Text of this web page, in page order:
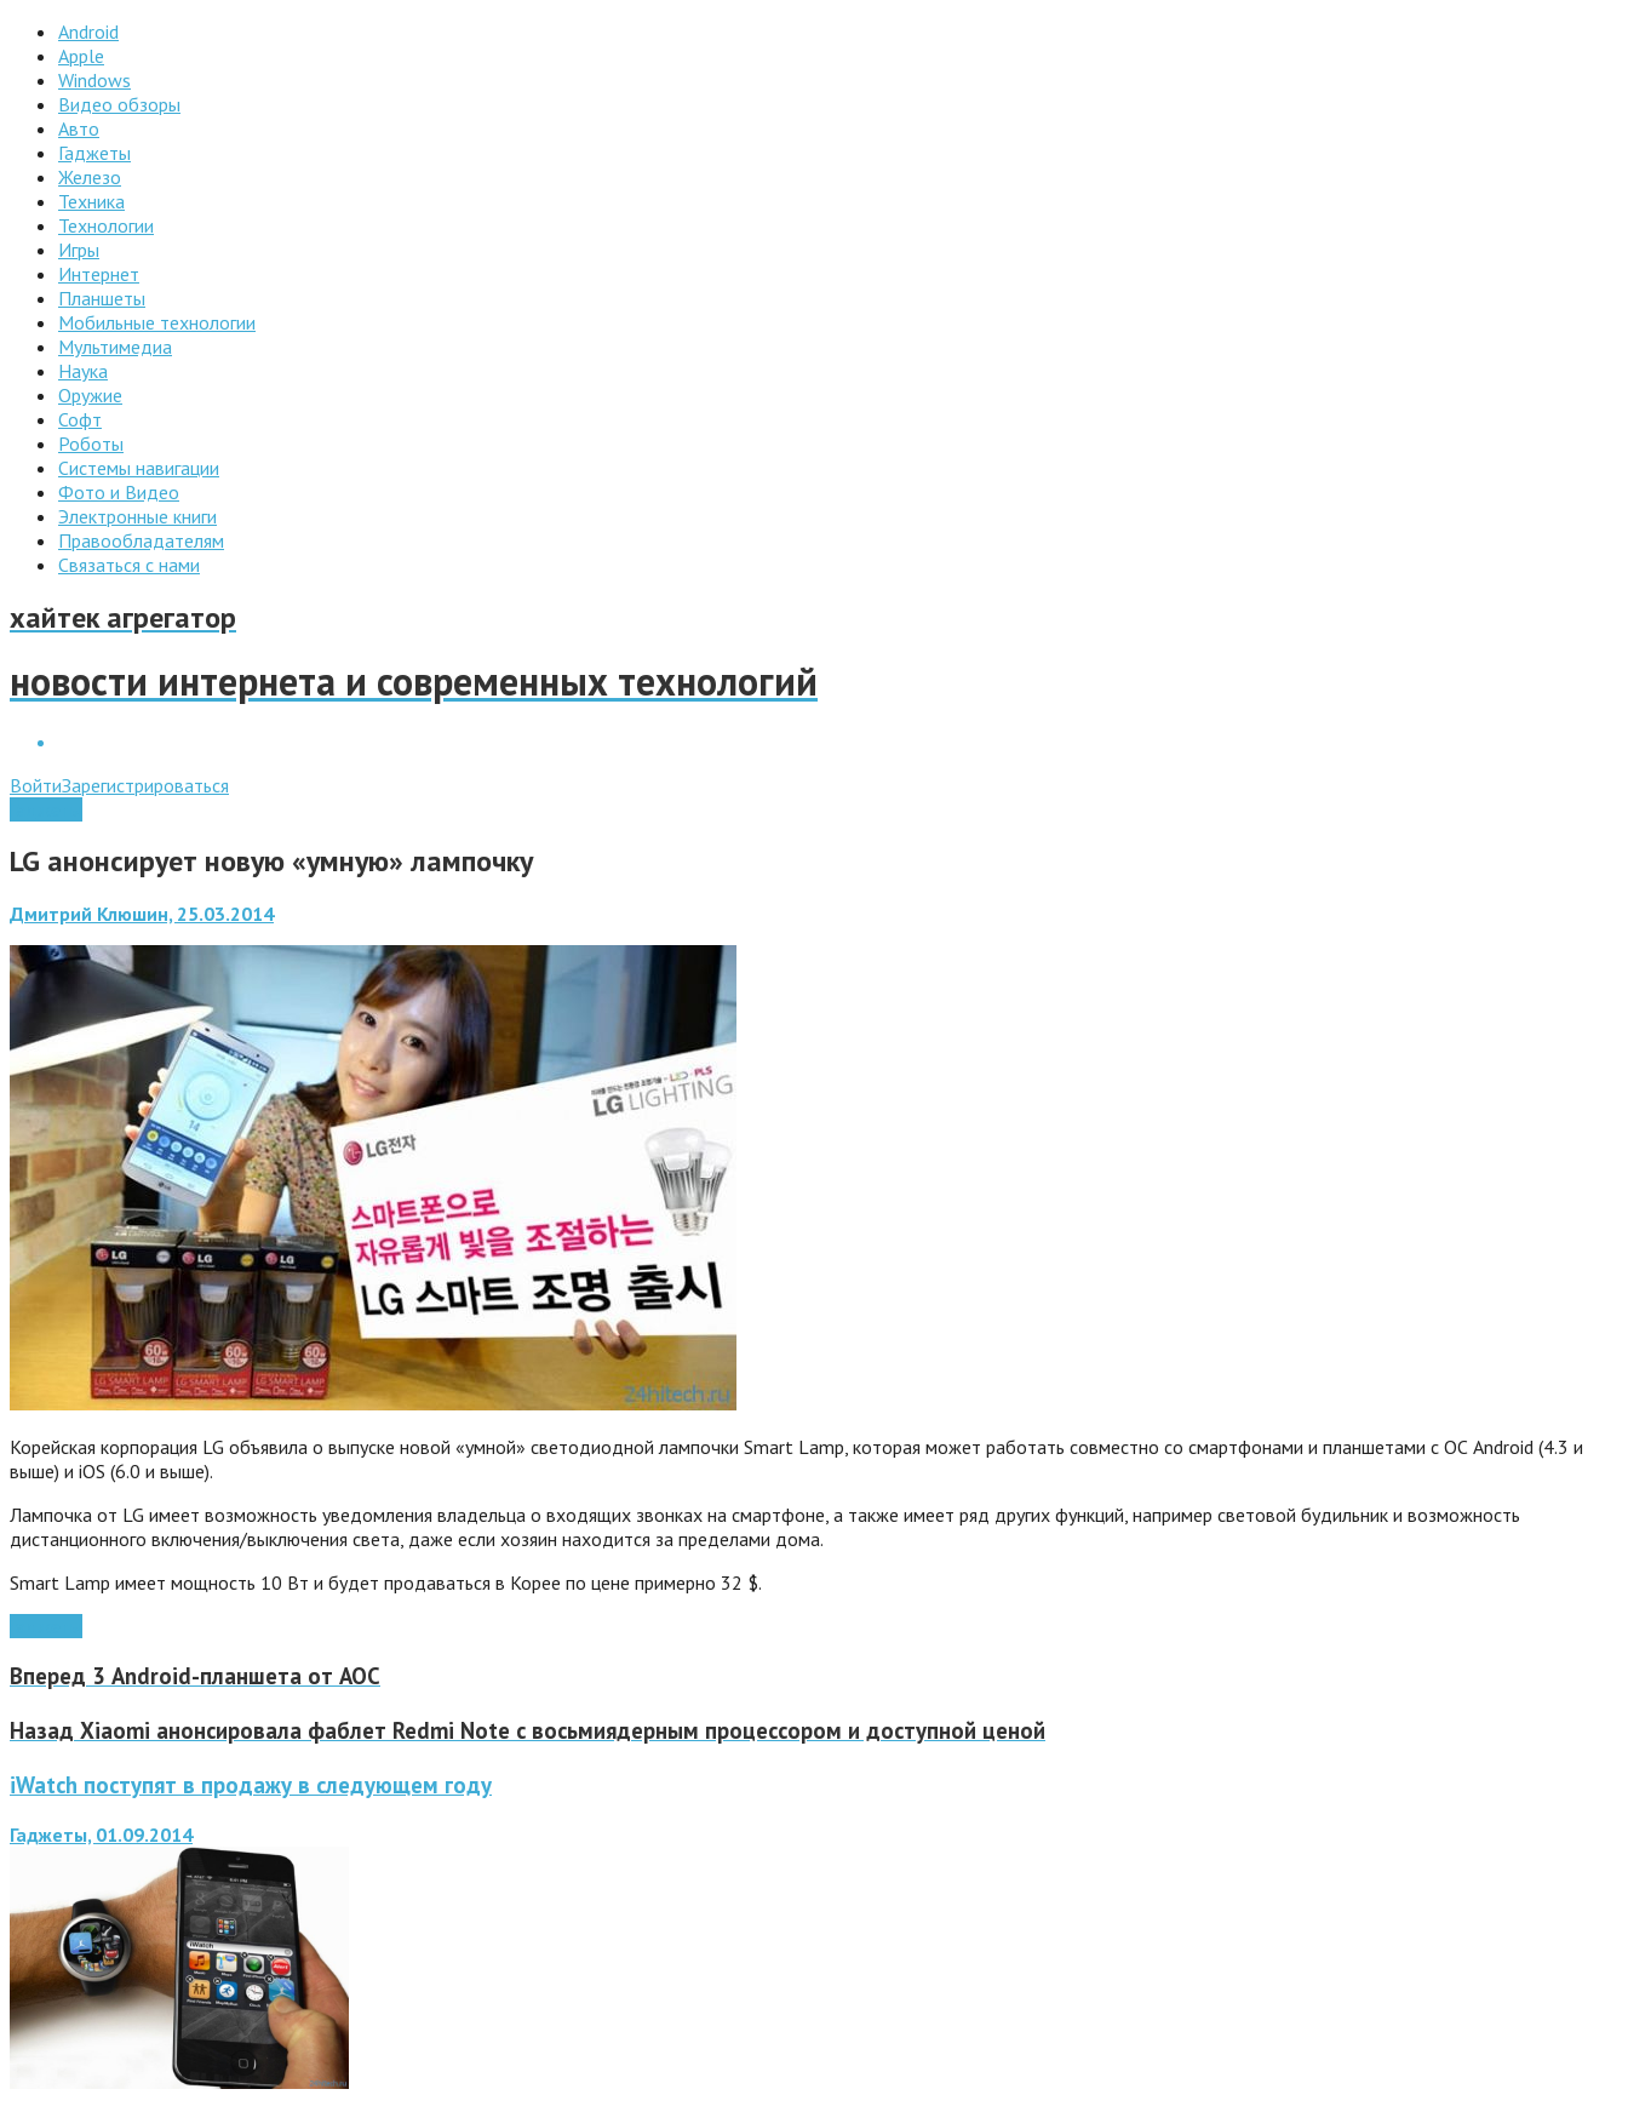
Android
Apple
Windows
Видео обзоры
Авто
Гаджеты
Железо
Техника
Технологии
Игры
Интернет
Планшеты
Мобильные технологии
Мультимедиа
Наука
Оружие
Софт
Роботы
Системы навигации
Фото и Видео
Электронные книги
Правообладателям
Связаться с нами
хайтек агрегатор
новости интернета и современных технологий
ВойтиЗарегистрироваться
LG анонсирует новую «умную» лампочку
Дмитрий Клюшин, 25.03.2014
Корейская корпорация LG объявила о выпуске новой «умной» светодиодной лампочки Smart Lamp, которая может работать совместно со смартфонами и планшетами с ОС Android (4.3 и
выше) и iOS (6.0 и выше).
Лампочка от LG имеет возможность уведомления владельца о входящих звонках на смартфоне, а также имеет ряд других функций, например световой будильник и возможность
дистанционного включения/выключения света, даже если хозяин находится за пределами дома.
Smart Lamp имеет мощность 10 Вт и будет продаваться в Корее по цене примерно 32 $.
Вперед 3 Android-планшета от AOC
Назад Xiaomi анонсировала фаблет Redmi Note с восьмиядерным процессором и доступной ценой
iWatch поступят в продажу в следующем году
Гаджеты, 01.09.2014